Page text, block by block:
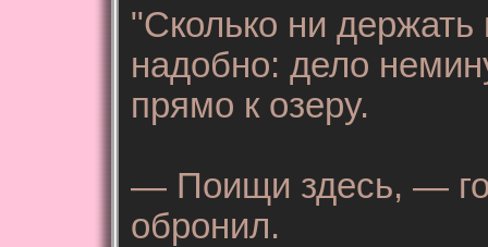
"Сколько ни
надобно: дело
прямо к озеру.
— Поищи здесь, —
обронил.